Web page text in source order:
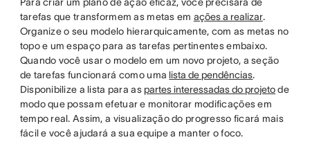
tarefas que transformem as metas em ações a realizar.
Organize o seu modelo hierarquicamente, com as metas no
topo e um espaço para as tarefas pertinentes embaixo.
Quando você usar o modelo em um novo projeto, a seção
de tarefas funcionará como uma lista de pendências.
Disponibilize a lista para as partes interessadas do projetode
modo que possam efetuar e monitorar modificações em
tempo real. Assim, a visualização do progresso ficará mais
fácil e você ajudará a sua equipe a manter o foco.